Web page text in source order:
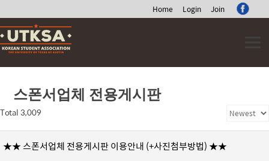
Home Login Join
Skip
to
content
스폰서업체 전용게시판
Total 3,009
★★ 스폰서업체 전용게시판 이용안내 (+사진첨부방법) ★★